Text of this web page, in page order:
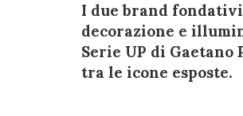
I due brand
decorazione e
Serie UP di Gaetano
tra le icone esposte.